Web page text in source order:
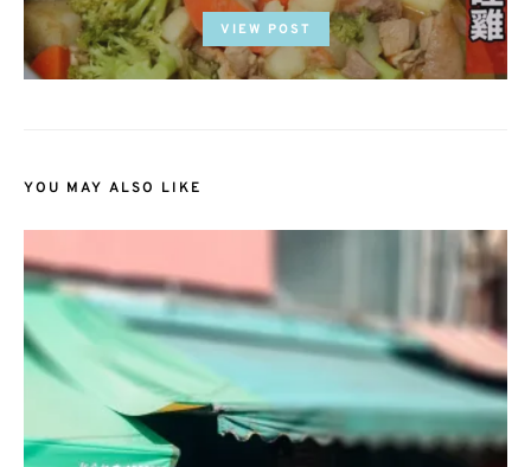
VIEW POST
YOU MAY ALSO LIKE